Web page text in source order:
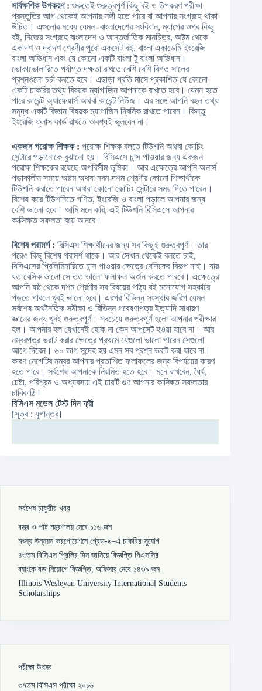
সার্বক্ষণিক উপকরণ : শুরুতেই গুরুত্বপূর্ণ কিছু বই ও উপকরণ পরীক্ষা
প্রস্তুতির আগ থেকেই আপনার সঙ্গী হতে পারে বা আপনার সংগ্রহে থাকা
উচিত। এগুলোর মধ্যে যেমন- বাংলাদেশের সংবিধান, ম্যাপের ওপর কিছু
বই, নিজের সংগ্রহে বাংলাদেশ ও আন্তর্জাতিক মানচিত্র, অষ্টম থেকে
একাদশ ও দ্বাদশ শ্রেণীর পুরো একসেট বই, বাংলা একাডেমি ইংরেজি
বাংলা অভিধান এবং যে কোনো একটি বাংলা টু বাংলা অভিধান।
ভোকাভোলারিতে পর্যাপ্ত দক্ষতা রাখতে বেশি বেশি বিগত সালের
প্রশ্নগুলো চর্চা করতে হবে। এছাড়া প্রতি মাসে প্রকাশিত যে কোনো
একটি চাকরির তথ্য বিষয়ক ম্যাগাজিন আপনাকে রাখতে হবে। যেমন হতে
পারে কারেন্ট অ্যাফেয়ার্স অথবা কারেন্ট নিউজ। এর সঙ্গে আপনি বহুল তথ্য
সমৃদ্ধ একটি বিজ্ঞান বিষয়ক ম্যাগাজিন দ্বিমিক রাখতে পারেন। কিন্তু
ইংরেজি ফ্লাস কার্ড রাখতে অবশ্যই ভুলবেন না।
একজন পরোক্ষ শিক্ষক : পরোক্ষ শিক্ষক বলতে টিউশনি অথবা কোচিং
সেন্টারে পড়ানোকে বুঝানো হয়। বিসিএসে চান্স পাওয়ার জন্য একজন
পরোক্ষ শিক্ষকের রয়েছে অপরিসীম ভূমিকা। আর এক্ষেত্রে আপনি অনার্স
পড়াকালীন সময়ে অষ্টম অথবা নবম-দশম শ্রেণীর কোনো শিক্ষার্থীকে
টিউশনি করাতে পারেন অথবা কোনো কোচিং সেন্টারে সময় দিতে পারেন।
বিশেষ করে টিউশনিতে গণিত, ইংরেজি ও বাংলা পড়ালে আপনার জন্য
বেশি ভালো হবে। আমি মনে করি, এই টিউশনি বিসিএসে আপনার
কাক্সিক্ষত সফলতা বয়ে আনবে।
বিশেষ পরামর্শ : বিসিএস শিক্ষার্থীদের জন্য সব কিছুই গুরুত্বপূর্ণ। তার
পরেও কিছু বিশেষ পরামর্শ থাকে। আর সেখান থেকেই বলতে চাই,
বিসিএসের প্রিলিমিনারিতে চান্স পাওয়ার ক্ষেত্রে বেসিকের বিকল্প নাই। যার
যত বেসিক ভালো সে তত ভালো ফলাফল অর্জন করতে পারবে। এক্ষেত্রে
আপনি ষষ্ঠ থেকে দশম শ্রেণীর সব বিষয়ের পাঠ্য বই মনোযোগ সহকারে
পড়তে পারলে খুবই ভালো হবে। এরপর বিভিন্ন সংস্থার জরিপ যেমন
সর্বশেষ অর্থনৈতিক সমীক্ষা ও বিভিন্ন গবেষণাপত্র ইত্যাদি সাধারণ
জ্ঞানের জন্য খুবই গুরুত্বপূর্ণ। সবচেয়ে গুরুত্বপূর্ণ হলো আপনার পরীক্ষার
হল। আপনার হল যেখানেই হোক না কেন আপসেট হওয়া যাবে না। আর
নম্বরপত্র ভরাট করার ক্ষেত্রে প্রথমে যেগুলো ভালো পারেন সেগুলো
আগে দিবেন। ৬০ ভাগ সন্দেহ হয় এমন সব প্রশ্ন ভরাট করা যাবে না।
কারণ নেগেটিব নম্বর আপনার প্রতাশিত ফলাফলের জন্য বিপর্যয়ের কারণ
হতে পারে। সর্বশেষ আপনাকে নিয়মিত হতে হবে। মনে রাখবেন, ধৈর্য,
চেষ্টা, পরিশ্রম ও অধ্যবসায় এই চারটি গুণ আপনার কাঙ্ক্ষিত সফলতার
চাবিকাঠি।
বিসিএস মডেল টেস্ট দিন ফ্রী
[সূত্র : যুগান্তর]
সর্বশেষ চাকুরীর খবর
বস্ত্র ও পাট মন্ত্রণালয় নেবে ১১৬ জন
মৎস্য উন্নয়ন করপোরেশনে গ্রেড-৯–এ চাকরির সুযোগ
৪৩তম বিসিএস প্রিলির দিন জানিয়ে বিজ্ঞপ্তি পিএসসির
ব্যাংকে বড় নিয়োগে বিজ্ঞপ্তি, অফিসার নেবে ১৪৩৯ জন
Illinois Wesleyan University International Students
Scholarships
পরীক্ষা উৎসব
৩৭তম বিসিএস পরীক্ষা ২০১৬